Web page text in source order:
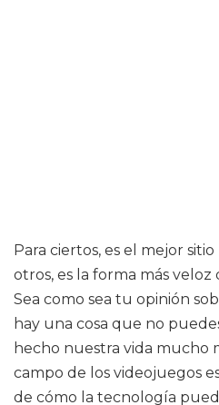
Para ciertos, es el mejor
otros, es la forma más
Sea como sea tu opinión
hay una cosa que no
hecho nuestra vida mucho
campo de los videojuegos
de cómo la tecnología